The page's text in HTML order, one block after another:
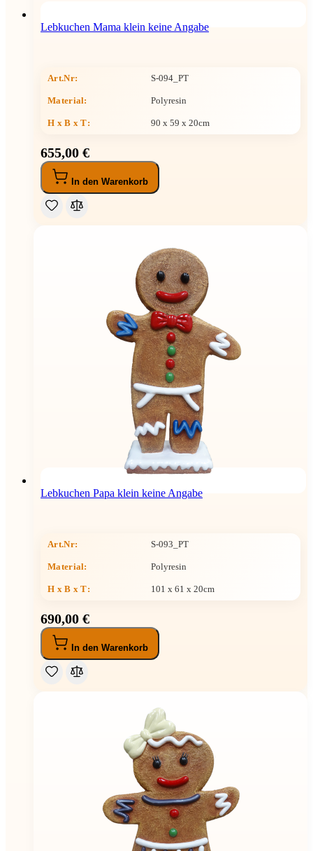
Lebkuchen Mama klein keine Angabe
Art.Nr: S-094_PT
Material: Polyresin
H x B x T: 90 x 59 x 20cm
655,00 €
In den Warenkorb
Lebkuchen Papa klein keine Angabe
Art.Nr: S-093_PT
Material: Polyresin
H x B x T: 101 x 61 x 20cm
690,00 €
In den Warenkorb